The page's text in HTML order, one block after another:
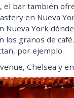
el bar también
en Nueva
Nueva York
los granos de
por ejemplo.
Chelsea y